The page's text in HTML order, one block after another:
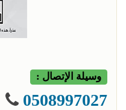
وسيلة الإتصال :
0508997027